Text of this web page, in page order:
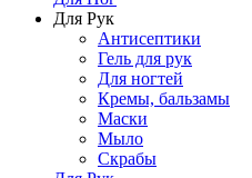
Для Рук
Антисептики
Гель для рук
Для ногтей
Кремы, бальзамы
Маски
Мыло
Скрабы